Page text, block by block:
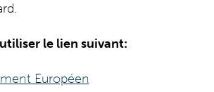
.
le lien suivant:
Européen